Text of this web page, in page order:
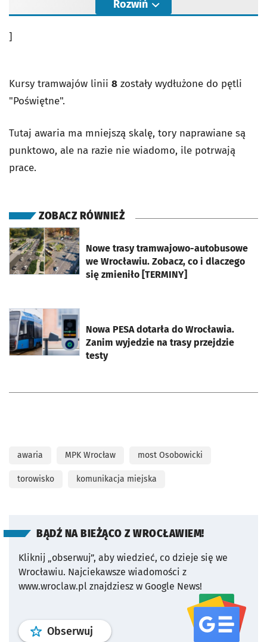
Rozwiń
]
Kursy tramwajów linii 8 zostały wydłużone do pętli
"Poświętne".
Tutaj awaria ma mniejszą skalę, tory naprawiane są
punktowo, ale na razie nie wiadomo, ile potrwają
prace.
ZOBACZ RÓWNIEŻ
Nowe trasy tramwajowo-autobusowe
we Wrocławiu. Zobacz, co i dlaczego
się zmieniło [TERMINY]
otworzy się w nowej karcie
Nowa PESA dotarła do Wrocławia.
Zanim wyjedzie na trasy przejdzie
testy
otworzy się w nowej karcie
awaria MPK Wrocław most Osobowicki
torowisko komunikacja miejska
BĄDŹ NA BIEŻĄCO Z WROCŁAWIEM!
Kliknij „obserwuj”, aby wiedzieć, co dzieje się we
Wrocławiu. Najciekawsze wiadomości z
www.wroclaw.pl znajdziesz w Google News!
Obserwuj profil serwisu